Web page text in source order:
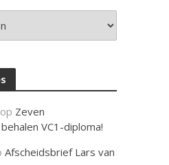
op Zeven
VC1-diploma!
Afscheidsbrief Lars van